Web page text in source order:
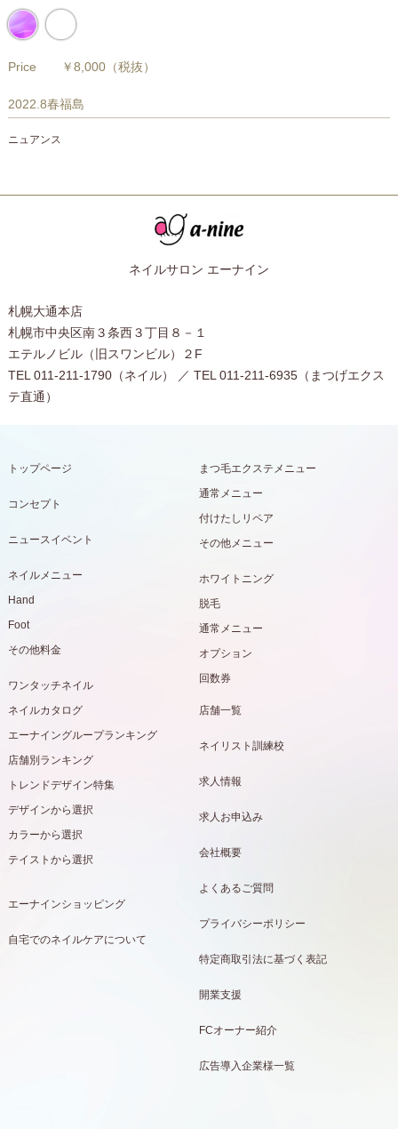
Price ￥8,000（税抜）
2022.8春福島
ニュアンス
ネイルサロン エーナイン
札幌大通本店
札幌市中央区南３条西３丁目８－１
エテルノビル（旧スワンビル）２F
TEL 011-211-1790（ネイル） ／ TEL 011-211-6935（まつげエクス
テ直通）
トップページ
コンセプト
ニュースイベント
ネイルメニュー
Hand
Foot
その他料金
ワンタッチネイル
まつ毛エクステメニュー
通常メニュー
付けたしリペア
その他メニュー
ホワイトニング
脱毛
通常メニュー
オプション
回数券
ネイルカタログ
エーナイングループランキング
店舗別ランキング
トレンドデザイン特集
デザインから選択
カラーから選択
テイストから選択
エーナインショッピング
自宅でのネイルケアについて
店舗一覧
ネイリスト訓練校
求人情報
求人お申込み
会社概要
よくあるご質問
プライバシーポリシー
特定商取引法に基づく表記
開業支援
FCオーナー紹介
広告導入企業様一覧